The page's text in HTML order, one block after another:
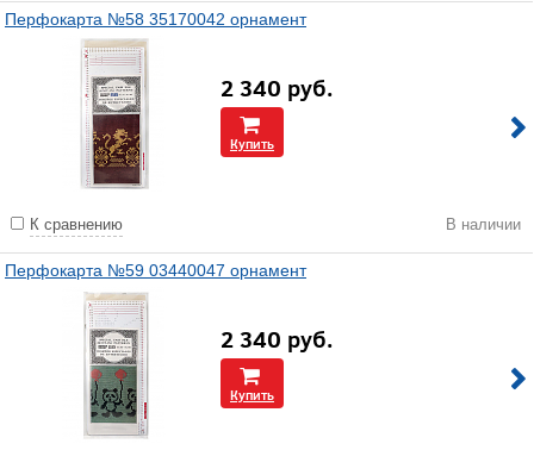
Перфокарта №58 35170042 орнамент
2 340 руб.
Купить
К сравнению В наличии
Перфокарта №59 03440047 орнамент
2 340 руб.
Купить